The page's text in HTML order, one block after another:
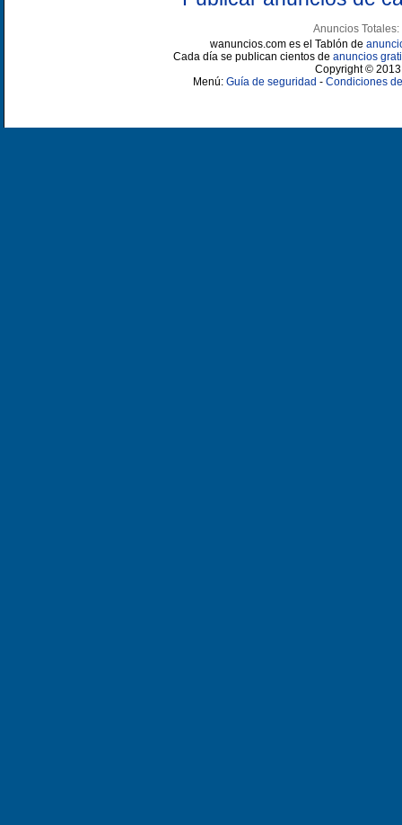
Anuncios Totales:
wanuncios.com es el Tablón de
Cada día se publican cientos de anuncios
Copyright ©
Menú: Guía de seguridad - Condiciones